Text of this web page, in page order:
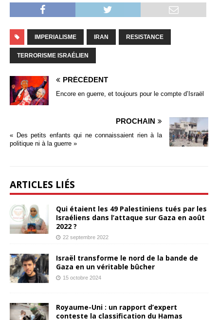
IMPERIALISME IRAN RESISTANCE
TERRORISME ISRAÉLIEN
PRÉCÉDENT
Encore en guerre, et toujours pour le compte d’Israël
PROCHAIN
« Des petits enfants qui ne connaissaient rien à la
politique ni à la guerre »
ARTICLES LIÉS
Qui étaient les 49 Palestiniens tués par les
Israéliens dans l’attaque sur Gaza en août
2022 ?
22 septembre 2022
Israël transforme le nord de la bande de
Gaza en un véritable bûcher
15 octobre 2024
Royaume-Uni : un rapport d’expert
conteste la classification du Hamas